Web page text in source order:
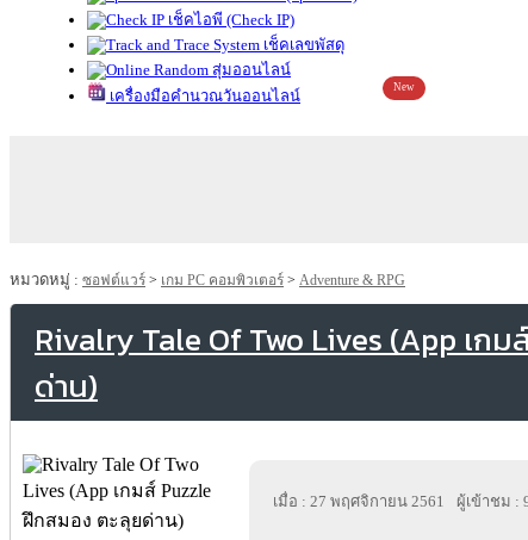
เช็คไอพี (Check IP)
เช็คเลขพัสดุ
สุ่มออนไลน์
เครื่องมือคำนวณวันออนไลน์
New
หมวดหมู่ : ซอฟต์แวร์ > เกม PC คอมพิวเตอร์ > Adventure & RPG
Rivalry Tale Of Two Lives (App เก
ด่าน)
เมื่อ : 27 พฤศจิกายน 2561 ผู้เข้าชม :